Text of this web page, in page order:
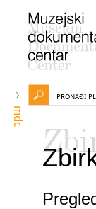
mdc
PRONAĐI